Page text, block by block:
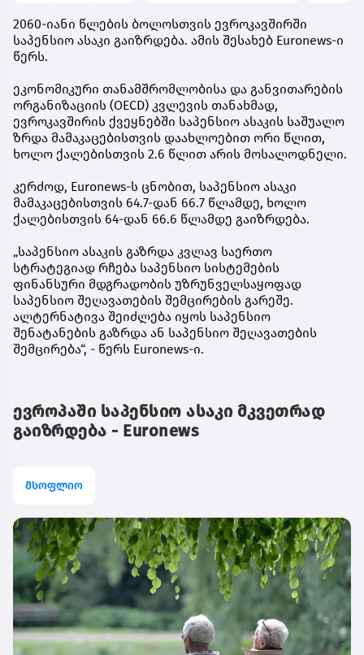
2060-იანი წლების ბოლოსთვის ევროკავშირში
საპენსიო ასაკი გაიზრდება. ამის შესახებ Euronews-ი
წერს.
ეკონომიკური თანამშრომლობისა და განვითარების
ორგანიზაციის (OECD) კვლევის თანახმად,
ევროკავშირის ქვეყნებში საპენსიო ასაკის საშუალო
ზრდა მამაკაცებისთვის დაახლოებით ორი წლით,
ხოლო ქალებისთვის 2.6 წლით არის მოსალოდნელი.
კერძოდ, Euronews-ს ცნობით, საპენსიო ასაკი
მამაკაცებისთვის 64.7-დან 66.7 წლამდე, ხოლო
ქალებისთვის 64-დან 66.6 წლამდე გაიზრდება.
„საპენსიო ასაკის გაზრდა კვლავ საერთო
სტრატეგიად რჩება საპენსიო სისტემების
ფინანსური მდგრადობის უზრუნველსაყოფად
საპენსიო შეღავათების შემცირების გარეშე.
ალტერნატივა შეიძლება იყოს საპენსიო
შენატანების გაზრდა ან საპენსიო შეღავათების
შემცირება“, - წერს Euronews-ი.
ევროპაში საპენსიო ასაკი მკვეთრად
გაიზრდება - Euronews
მსოფლიო